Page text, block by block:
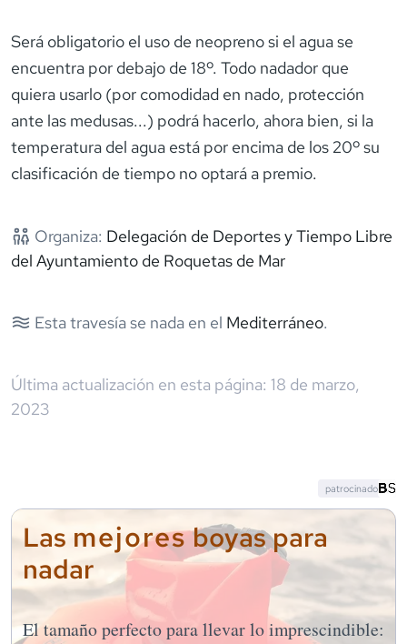
Será obligatorio el uso de neopreno si el agua se
encuentra por debajo de 18º. Todo nadador que
quiera usarlo (por comodidad en nado, protección
ante las medusas...) podrá hacerlo, ahora bien, si la
temperatura del agua está por encima de los 20º su
clasificación de tiempo no optará a premio.
Organiza: Delegación de Deportes y Tiempo Libre
del Ayuntamiento de Roquetas de Mar
Esta travesía se nada en el Mediterráneo.
Última actualización en esta página: 18 de marzo,
2023
Las mejoresboyas para
nadar
El tamaño perfecto para llevar lo imprescindible:
patrocinado